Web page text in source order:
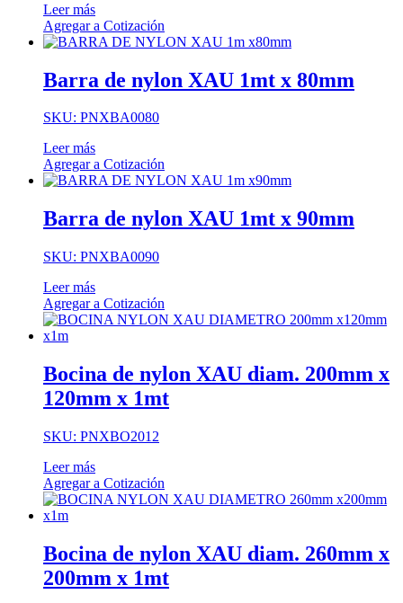
Leer más
Agregar a Cotización
Barra de nylon XAU 1mt x 80mm
SKU: PNXBA0080
Leer más
Agregar a Cotización
Barra de nylon XAU 1mt x 90mm
SKU: PNXBA0090
Leer más
Agregar a Cotización
Bocina de nylon XAU diam. 200mm x
120mm x 1mt
SKU: PNXBO2012
Leer más
Agregar a Cotización
Bocina de nylon XAU diam. 260mm x
200mm x 1mt